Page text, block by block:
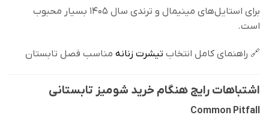
برای استایل‌های مینیمال و ترندی سال ۱۴۰۵ بسیار محبوب
است.
🔗 راهنمای کامل انتخاب تیشرت زنانه مناسب فصل تابستان
اشتباهات رایج هنگام خرید شومیز تابستانی
Common Pitfall